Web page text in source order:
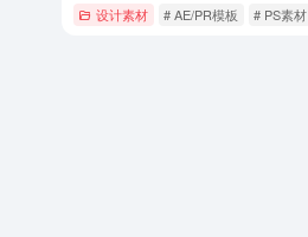
设计素材 # AE/PR模板 # PS素材